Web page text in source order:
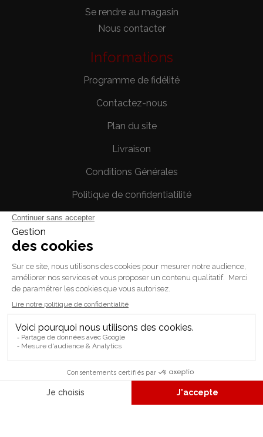
Se rendre au magasin
Nous contacter
Informations
Programme de fidélité
Contactez-nous
Plan du site
Livraison
Conditions Générales
Politique de confidentiatilité
Votre compte
Informations personnelles
Commandes
Avoirs
Adresses
Bons de réduction